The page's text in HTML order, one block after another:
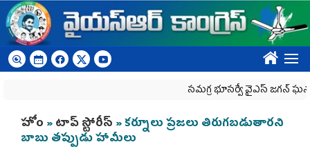
Skip to main content
????
స‌మ‌గ్ర భూస‌ర్వే వైఎస్ జ‌గ‌న్ ఘ‌న‌త
You are here
హోం »టాప్ స్టోరీస్ » కర్నూలు ప్రజలు తిరుగబడుతారని
బాబు తప్పుడు హామీలు